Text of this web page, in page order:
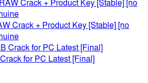
Crack + Product Key [Stable] [no
for PC Latest [Final]